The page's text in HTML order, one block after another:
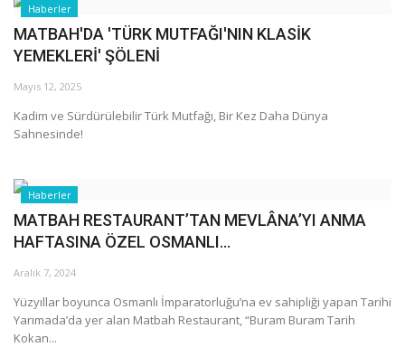
Haberler
MATBAH'DA 'TÜRK MUTFAĞI'NIN KLASİK
YEMEKLERİ' ŞÖLENİ
Mayıs 12, 2025
Kadim ve Sürdürülebilir Türk Mutfağı, Bir Kez Daha Dünya
Sahnesinde!
Haberler
MATBAH RESTAURANT’TAN MEVLÂNA’YI ANMA
HAFTASINA ÖZEL OSMANLI...
Aralık 7, 2024
Yüzyıllar boyunca Osmanlı İmparatorluğu’na ev sahipliği yapan Tarihi
Yarımada’da yer alan Matbah Restaurant, “Buram Buram Tarih
Kokan...